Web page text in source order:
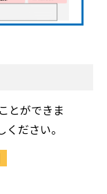
とができま
ださい。